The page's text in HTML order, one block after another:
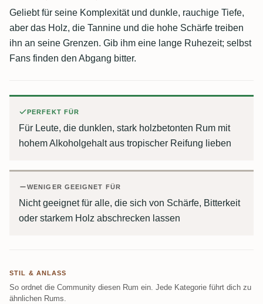
Geliebt für seine Komplexität und dunkle, rauchige Tiefe,
aber das Holz, die Tannine und die hohe Schärfe treiben
ihn an seine Grenzen. Gib ihm eine lange Ruhezeit; selbst
Fans finden den Abgang bitter.
PERFEKT FÜR
Für Leute, die dunklen, stark holzbetonten Rum mit
hohem Alkoholgehalt aus tropischer Reifung lieben
WENIGER GEEIGNET FÜR
Nicht geeignet für alle, die sich von Schärfe, Bitterkeit
oder starkem Holz abschrecken lassen
STIL & ANLASS
So ordnet die Community diesen Rum ein. Jede Kategorie führt dich zu
ähnlichen Rums.